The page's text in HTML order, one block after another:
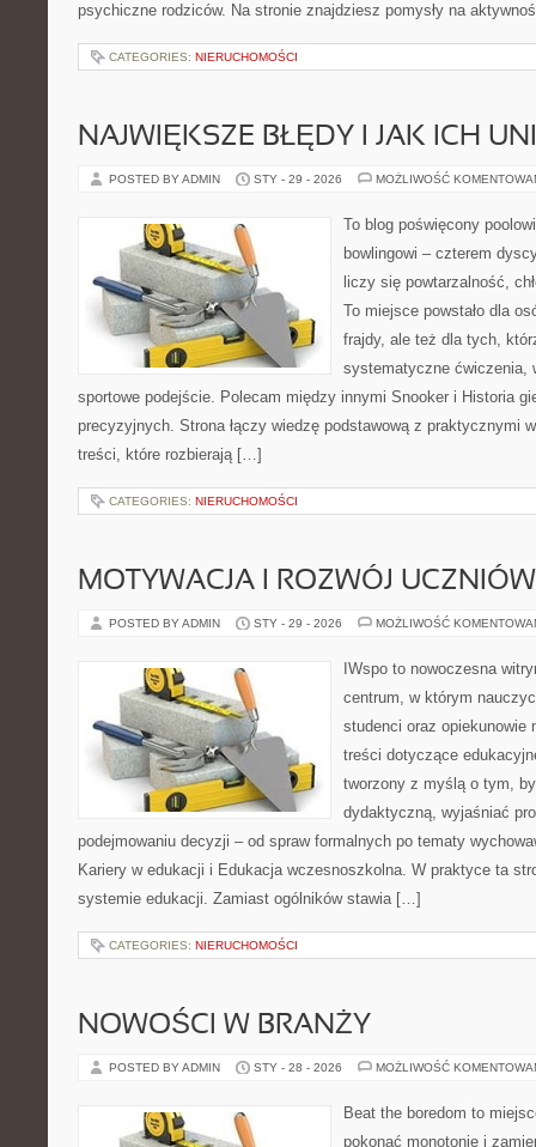
psychiczne rodziców. Na stronie znajdziesz pomysły na
CATEGORIES: NIERUCHOMOŚCI
NAJWIĘKSZE BŁĘDY I JAK ICH
POSTED BY ADMIN STY - 29 - 2026 MOŻLIWOŚĆ
To blog poświęcony
bowlingowi – czterem
liczy się powtarzalność,
To miejsce powstało dla
frajdy, ale też dla tych,
systematyczne ćwiczenia,
sportowe podejście. Polecam między innymi Snooker i Historia
precyzyjnych. Strona łączy wiedzę podstawową z praktycznymi
treści, które rozbierają […]
CATEGORIES: NIERUCHOMOŚCI
MOTYWACJA I ROZWÓJ UCZNIÓW
POSTED BY ADMIN STY - 29 - 2026 MOŻLIWOŚĆ
IWspo to nowoczesna
centrum, w którym
studenci oraz opiekunowie
treści dotyczące
tworzony z myślą o tym,
dydaktyczną, wyjaśniać
podejmowaniu decyzji – od spraw formalnych po tematy
Kariery w edukacji i Edukacja wczesnoszkolna. W praktyce ta
systemie edukacji. Zamiast ogólników stawia […]
CATEGORIES: NIERUCHOMOŚCI
NOWOŚCI W BRANŻY
POSTED BY ADMIN STY - 28 - 2026 MOŻLIWOŚĆ
Beat the boredom to
pokonać monotonię i